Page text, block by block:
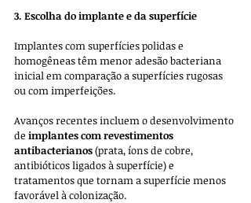
3. Escolha do implante e da superfície
Implantes com superfícies polidas e
homogêneas têm menor adesão bacteriana
inicial em comparação a superfícies rugosas
ou com imperfeições.
Avanços recentes incluem o desenvolvimento
de implantes com revestimentos
antibacterianos (prata, íons de cobre,
antibióticos ligados à superfície) e
tratamentos que tornam a superfície menos
favorável à colonização.